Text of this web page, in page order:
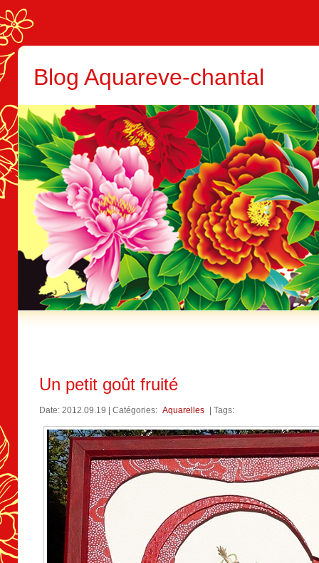
Blog Aquareve-chantal
Un petit goût fruité
Date: 2012.09.19 | Catégories: Aquarelles | Tags: